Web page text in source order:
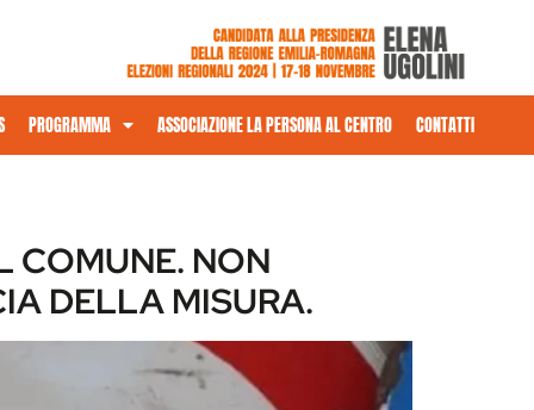
PROGRAMMA ASSOCIAZIONE LA PERSONA AL CENTRO CONTATTI
COMUNE. NON
DELLA MISURA.